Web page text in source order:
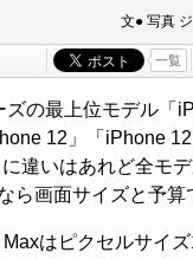
文● 写真
一覧
の最上位モデル「
12」「iPhone
違いはあれど全モ
画面サイズと予算
はピクセルサイ